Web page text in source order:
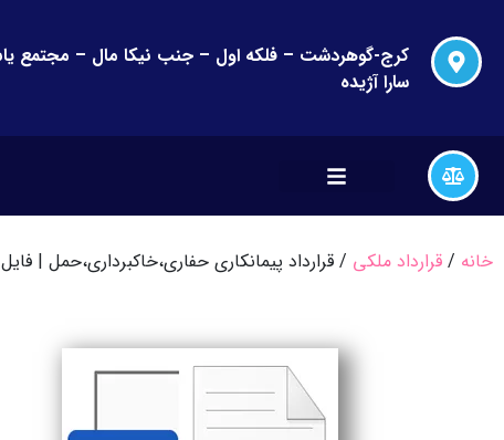
سارا آژیده
خانه / قرارداد ملکی / قرارداد پیمانکاری حفاری،خاکبرداری،حمل | فایل word & pdf قابل ویرایش